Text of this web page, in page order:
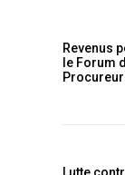
Revenus
le Forum